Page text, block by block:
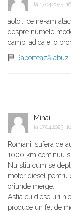
la 17.04.2025,
aolo... ce ne-am
despre numele
camp, adica ei o
Raportează abuz
Mihai
la 17.04.2025,
Romanii sufera de
1000 km continuu
Nu stiu cum se
motor diesel pentru
oriunde merge.
Astia cu dieseluri
produce un fel de